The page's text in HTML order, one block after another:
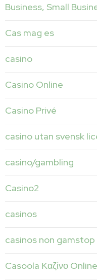
Business, Small
Cas mag es
casino
Casino Online
Casino Privé
casino utan svensk
casino/gambling
Casino2
casinos
casinos non gamstop
Casoola Καζίνο Online